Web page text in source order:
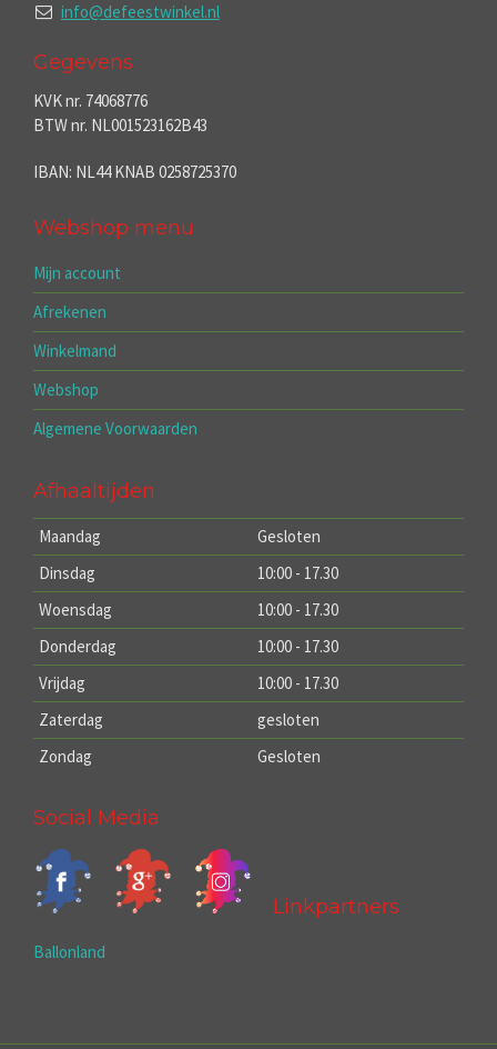
info@defeestwinkel.nl
Gegevens
KVK nr. 74068776
BTW nr. NL001523162B43
IBAN: NL44 KNAB 0258725370
Webshop menu
Mijn account
Afrekenen
Winkelmand
Webshop
Algemene Voorwaarden
Afhaaltijden
Maandag
Gesloten
Dinsdag
10:00 - 17.30
Woensdag
10:00 - 17.30
Donderdag
10:00 - 17.30
Vrijdag
10:00 - 17.30
Zaterdag
gesloten
Zondag
Gesloten
Social Media
Linkpartners
Ballonland